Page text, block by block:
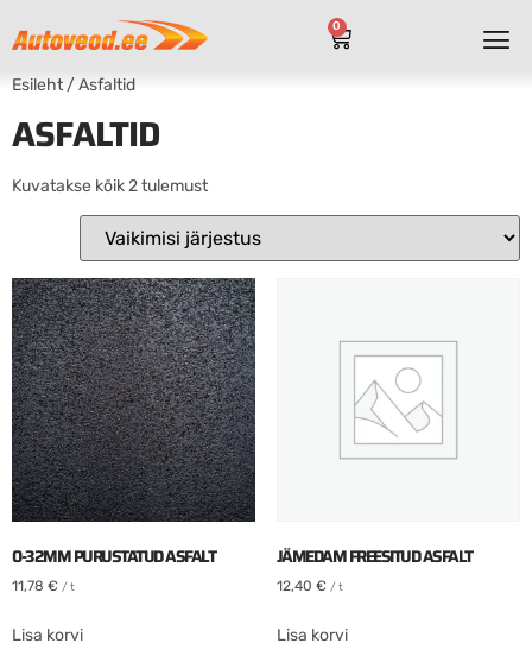
0
Esileht / Asfaltid
ASFALTID
Kuvatakse kõik 2 tulemust
0-32MM PURUSTATUD ASFALT
11,78 € / t
Lisa korvi
JÄMEDAM FREESITUD ASFALT
12,40 € / t
Lisa korvi